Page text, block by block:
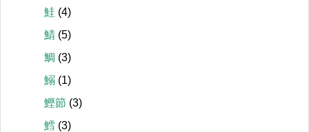
鮭 (4)
鯖 (5)
鯛 (3)
鰯 (1)
鰹節 (3)
鱈 (3)